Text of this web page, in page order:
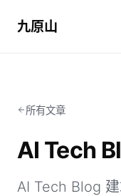
九原山
所有文章
AI Tech
AI Tech Blog